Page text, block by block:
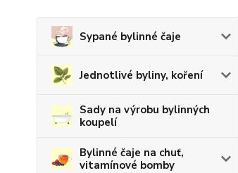
Sypané bylinné čaje
Jednotlivé byliny, koření
Sady na výrobu bylinných
koupelí
Bylinné čaje na chuť,
vitamínové bomby